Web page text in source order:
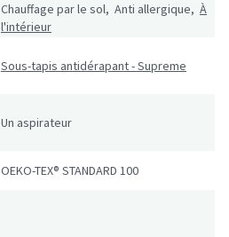
Chauffage par le sol, Anti allergique, À
l'intérieur
Sous-tapis antidérapant - Supreme
Un aspirateur
OEKO-TEX® STANDARD 100